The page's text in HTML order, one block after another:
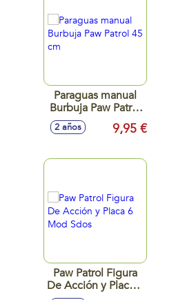
Paraguas manual
Burbuja Paw Patrol
45 cm
2 años 9,95 €
Paw Patrol Figura
De Acción y Placa 6